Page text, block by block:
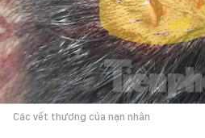
Các vết thương của nạn nhân